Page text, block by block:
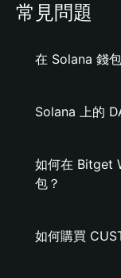
常見問題
在 Solana 錢
Solana 上的
如何在 Bitget
包？
如何購買